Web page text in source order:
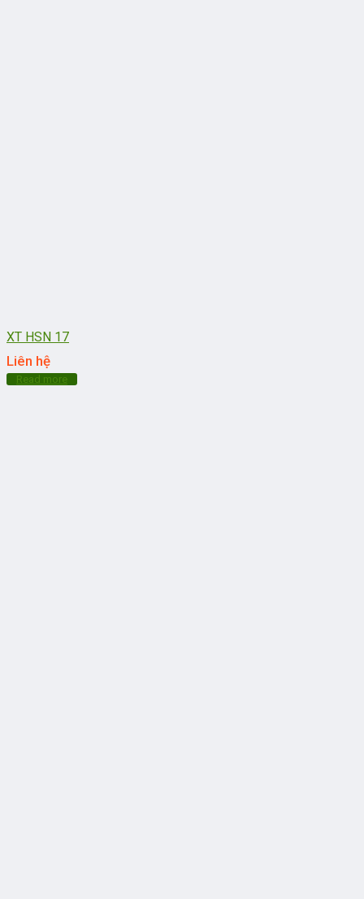
XT HSN 17
Liên hệ
Read more